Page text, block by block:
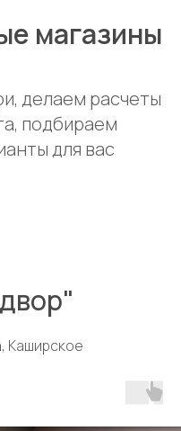
магазины
делаем расчеты
подбираем
для вас
Каширское